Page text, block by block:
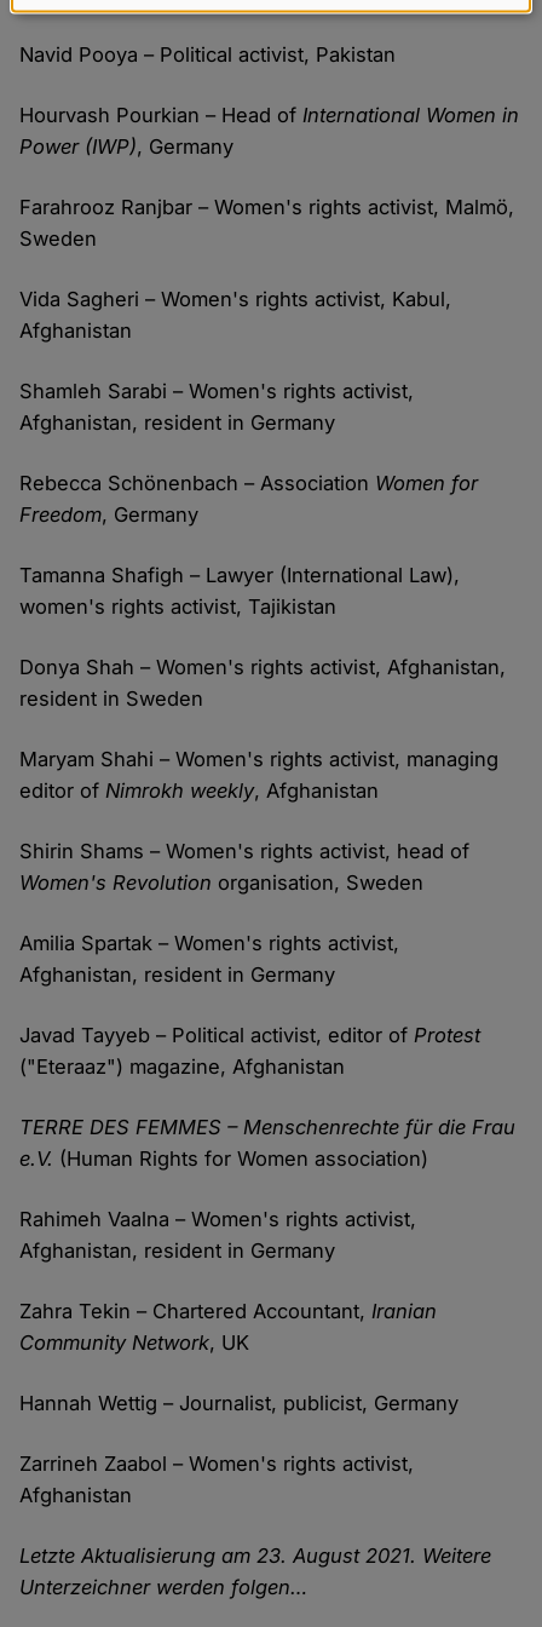
Navid Pooya – Political activist, Pakistan
Hourvash Pourkian – Head ofInternational Women in
Power (IWP), Germany
Farahrooz Ranjbar – Women's rights activist, Malmö,
Sweden
Vida Sagheri – Women's rights activist, Kabul,
Afghanistan
Shamleh Sarabi – Women's rights activist,
Afghanistan, resident in Germany
Rebecca Schönenbach – Association Women for
Freedom, Germany
Tamanna Shafigh – Lawyer (International Law),
women's rights activist, Tajikistan
Donya Shah – Women's rights activist, Afghanistan,
resident in Sweden
Maryam Shahi – Women's rights activist, managing
editor ofNimrokh weekly, Afghanistan
Shirin Shams – Women's rights activist, head of
Women's Revolution organisation, Sweden
Amilia Spartak – Women's rights activist,
Afghanistan, resident in Germany
Javad Tayyeb – Political activist, editor ofProtest
("Eteraaz") magazine, Afghanistan
TERRE DES FEMMES – Menschenrechte für die Frau
e.V. (Human Rights for Women association)
Rahimeh Vaalna – Women's rights activist,
Afghanistan, resident in Germany
Zahra Tekin – Chartered Accountant,Iranian
Community Network, UK
Hannah Wettig – Journalist, publicist, Germany
Zarrineh Zaabol – Women's rights activist,
Afghanistan
Letzte Aktualisierung am 23. August 2021. Weitere
Unterzeichner werden folgen…
Daten
und